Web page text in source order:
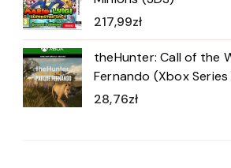
217,99zł
theHunter: Call of the
Fernando (Xbox Series
28,76zł